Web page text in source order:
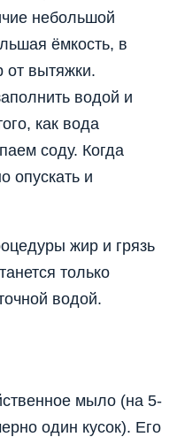
небольшой
ёмкость, в
от вытяжки.
водой и
как вода
соду. Когда
опускать и
жир и грязь
только
водой.
мыло (на 5-
один кусок). Его